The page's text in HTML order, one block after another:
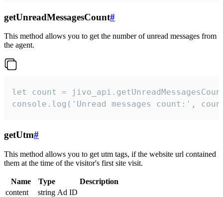
getUnreadMessagesCount#
This method allows you to get the number of unread messages from
the agent.
let count =
console.log('Unread messages count:',
getUtm#
This method allows you to get utm tags, if the website url contained
them at the time of the visitor's first site visit.
Name Type
Description
content
string Ad ID